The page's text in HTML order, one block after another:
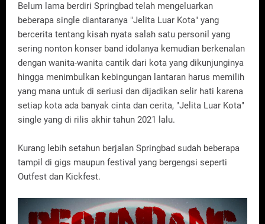
Belum lama berdiri Springbad telah mengeluarkan
beberapa single diantaranya "Jelita Luar Kota" yang
bercerita tentang kisah nyata salah satu personil yang
sering nonton konser band idolanya kemudian berkenalan
dengan wanita-wanita cantik dari kota yang dikunjunginya
hingga menimbulkan kebingungan lantaran harus memilih
yang mana untuk di seriusi dan dijadikan selir hati karena
setiap kota ada banyak cinta dan cerita, "Jelita Luar Kota"
single yang di rilis akhir tahun 2021 lalu.
Kurang lebih setahun berjalan Springbad sudah beberapa
tampil di gigs maupun festival yang bergengsi seperti
Outfest dan Kickfest.